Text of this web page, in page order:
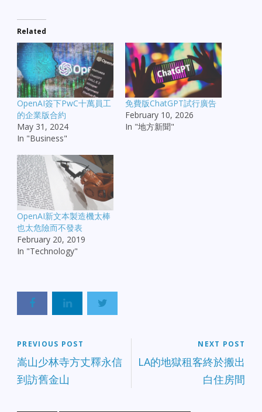
Related
OpenAI簽下PwC十萬員工
的企業版合約
May 31, 2024
In "Business"
免費版ChatGPT試行廣告
February 10, 2026
In "地方新聞"
OpenAI新文本製造機太棒
也太危險而不發表
February 20, 2019
In "Technology"
PREVIOUS POST
嵩山少林寺方丈釋永信
到訪舊金山
NEXT POST
LA的地獄租客終於搬出
白住房間